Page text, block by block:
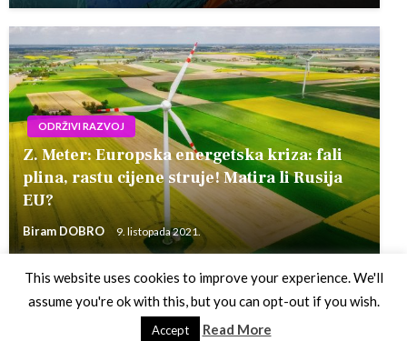
ODRŽIVI RAZVOJ
Z. Meter: Europska energetska kriza: fali
plina, rastu cijene struje! Matira li Rusija
EU?
Biram DOBRO 9. listopada 2021.
Theme by Silk Themes
This website uses cookies to improve your experience. We'll
assume you're ok with this, but you can opt-out if you wish.
Accept Read More